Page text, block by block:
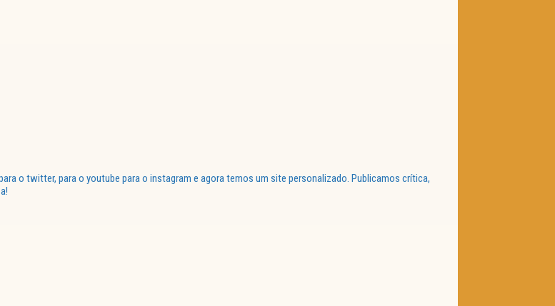
o twitter, para o youtube para o instagram e agora temos um site personalizado. Publicamos crítica,